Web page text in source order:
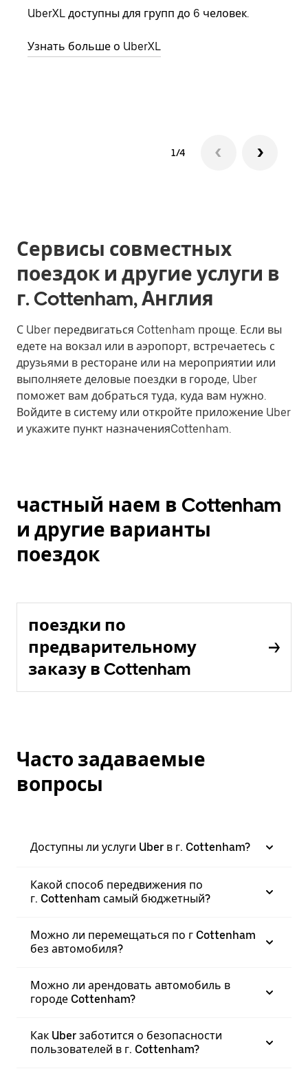
UberXL доступны для групп до 6 человек.
Узнать больше о UberXL
1/4
Сервисы совместных
поездок и другие услуги в
г. Cottenham, Англия
С Uber передвигаться Cottenham проще. Если вы
едете на вокзал или в аэропорт, встречаетесь с
друзьями в ресторане или на мероприятии или
выполняете деловые поездки в городе, Uber
поможет вам добраться туда, куда вам нужно.
Войдите в систему или откройте приложение Uber
и укажите пункт назначенияCottenham.
частный наем в Cottenham
и другие варианты
поездок
поездки по
предварительному
заказу в Cottenham
Часто задаваемые
вопросы
Доступны ли услуги Uber в г. Cottenham?
Какой способ передвижения по
г. Cottenham самый бюджетный?
Можно ли перемещаться по г Cottenham
без автомобиля?
Можно ли арендовать автомобиль в
городе Cottenham?
Как Uber заботится о безопасности
пользователей в г. Cottenham?